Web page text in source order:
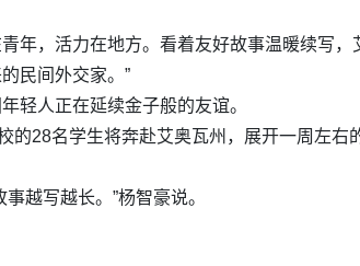
年，活力在地方。看着友好故事温暖续写
民间外交家。”
轻人正在延续金子般的友谊。
的28名学生将奔赴艾奥瓦州，展开一周左
越写越长。”杨智豪说。